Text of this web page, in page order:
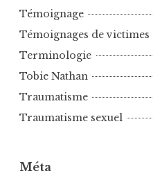
Témoignage
Témoignages de victimes
Terminologie
Tobie Nathan
Traumatisme
Traumatisme sexuel
Méta